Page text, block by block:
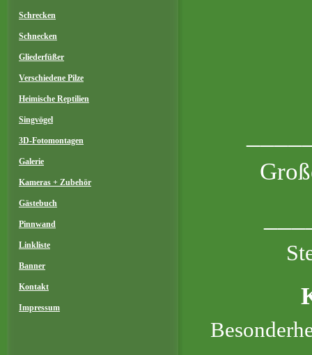
Schrecken
Schnecken
Gliederfüßer
Verschiedene Pilze
Heimische Reptilien
Singvögel
3D-Fotomontagen
Galerie
Kameras + Zubehör
Gästebuch
Pinnwand
Linkliste
Banner
Kontakt
Impressum